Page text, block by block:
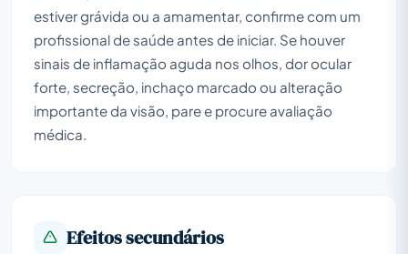
estiver grávida ou a amamentar, confirme com um
profissional de saúde antes de iniciar. Se houver
sinais de inflamação aguda nos olhos, dor ocular
forte, secreção, inchaço marcado ou alteração
importante da visão, pare e procure avaliação
médica.
Efeitos secundários